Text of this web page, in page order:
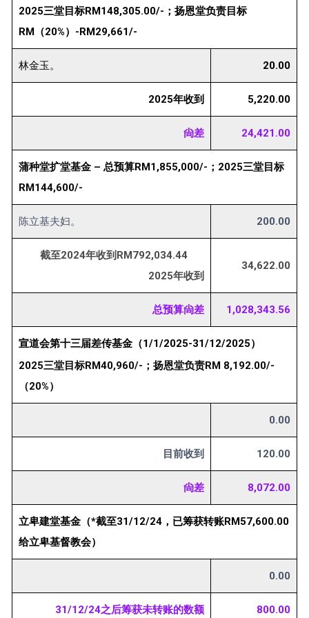
2025三堂目标RM148,305.00/-；扬恩堂负责目标
RM（20%）-RM29,661/-
林金玉。 20.00
2025年收到 5,220.00
尙差 24,421.00
蒲种堂扩堂基金 – 总预算RM1,855,000/-；2025三堂目标
RM144,600/-
陈立基夫妇。 200.00
截至2024年收到RM792,034.44
2025年收到
34,622.00
总预算尙差 1,028,343.56
宣道会第十三届差传基金（1/1/2025-31/12/2025）
2025三堂目标RM40,960/-；扬恩堂负责RM 8,192.00/-
（20%）
0.00
目前收到 120.00
尙差 8,072.00
立卑建堂基金（*截至31/12/24，已筹获转账RM57,600.00
给立卑基督教会）
0.00
31/12/24之后筹获未转账的数额 800.00